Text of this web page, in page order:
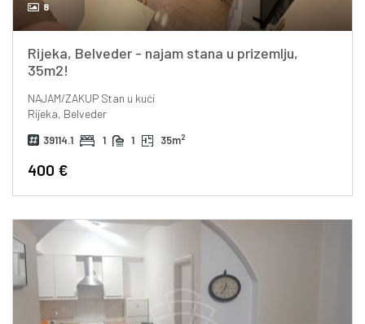
8
Rijeka, Belveder - najam stana u prizemlju,
35m2!
NAJAM/ZAKUPStan u kući
Rijeka, Belveder
39114.1 1 1 35m2
400 €